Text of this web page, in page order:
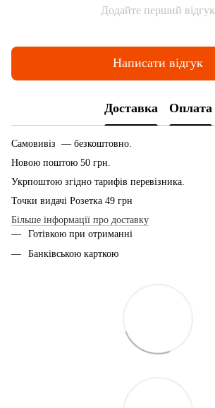
Додайте перший відгук
Написати відгук
Доставка Оплата
Самовивіз — безкоштовно.
Новою поштою 50 грн.
Укрпоштою згідно тарифів перевізника.
Точки видачі Розетка 49 грн
Більше інформації про доставку
Готівкою при отриманні
Банківською карткою